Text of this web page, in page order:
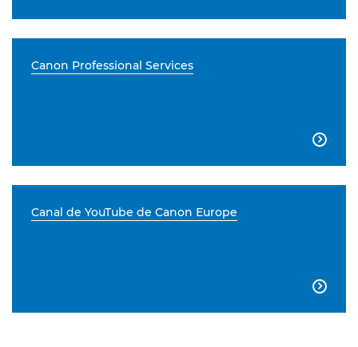
Canon Professional Services

Canal de YouTube de Canon Europe
